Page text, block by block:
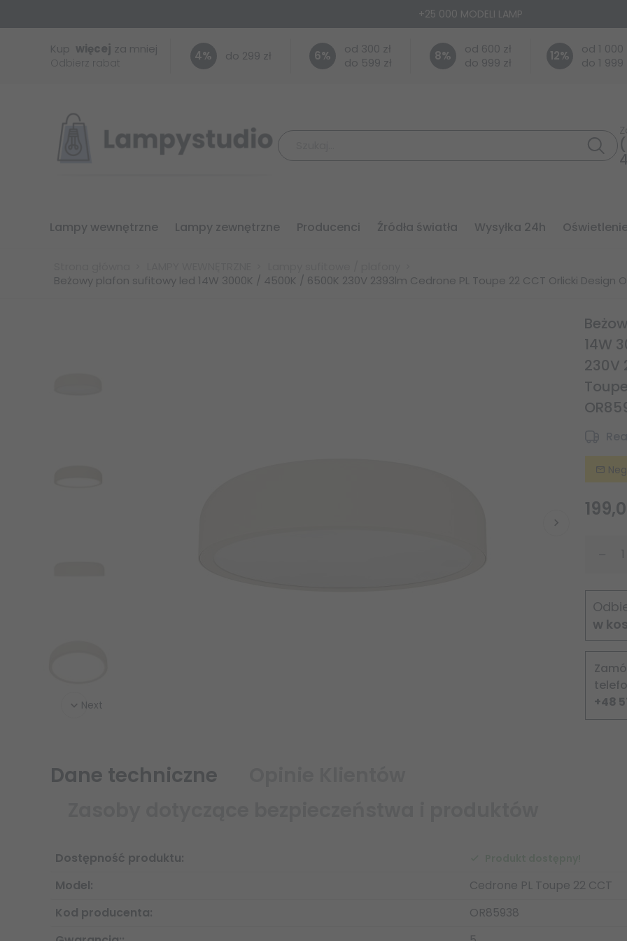
+25 000 MODELI LAMP
Kup więcej za mniej
Odbierz rabat 4% do 299 zł 6%
od 300 zł
do 599 zł
8%
od 600 zł
do 999 zł
12%
od 1 000
do 1 999
lampy wewnętrzne lampy zewnętrzne producenci źródła światła wysyłka 24h
Beżowy plafon sufitowy led 14W 3000K / 4500K / 6500K 230V 2393lm Cedrone PL Toupe 22 CCT Orlicki Design
Next
14W
230V
199,
w
+48
Dane techniczne
Dostępność produktu:
Model:
Cedrone PL Toupe 22 CCT
Kod producenta:
OR85938
Załczniki do produktu
Załączniki dotyczące bezpieczeństwa produktu zawierają informacje o opakowaniu produktu i mogą dostarczać
konkretnego produktu
Informacje dotyczące produktu obejmują adres i powiązane dane producenta produktu.